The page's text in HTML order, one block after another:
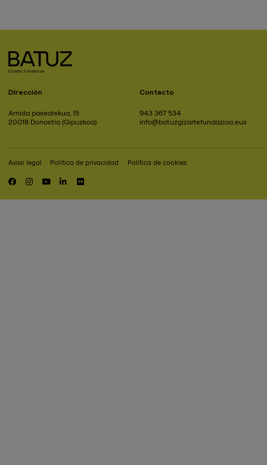
Dirección
Arriola pasealekua, 15
20018 Donostia (Gipuzkoa)
Contacto
943 367 534
info@batuzgizartefundazioa.eus
RRSS
Pie
Aviso legal Política de privacidad Política de cookies